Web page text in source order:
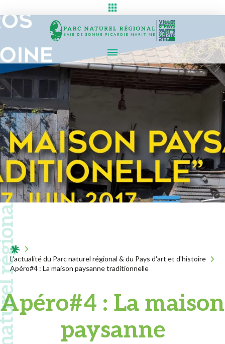
régional
Acceuil
L'actualité du Parc naturel régional & du Pays d'art et d'histoire
Apéro#4 : La maison paysanne traditionnelle
Apéro#4 : La maison
paysanne